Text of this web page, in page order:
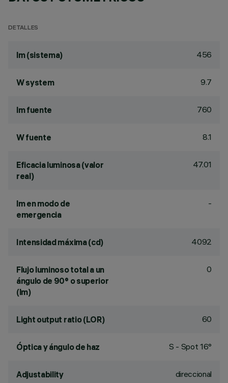
DETALLES
lm (sistema) 456
W system 9.7
lm fuente 760
W fuente 8.1
Eficacia luminosa (valor
real)
47.01
lm en modo de
emergencia
-
Intensidad máxima (cd) 4092
Flujo luminoso total a un
ángulo de 90° o superior
(lm)
0
Light output ratio (LOR) 60
Óptica y ángulo de haz S - Spot 16°
Adjustability direccional